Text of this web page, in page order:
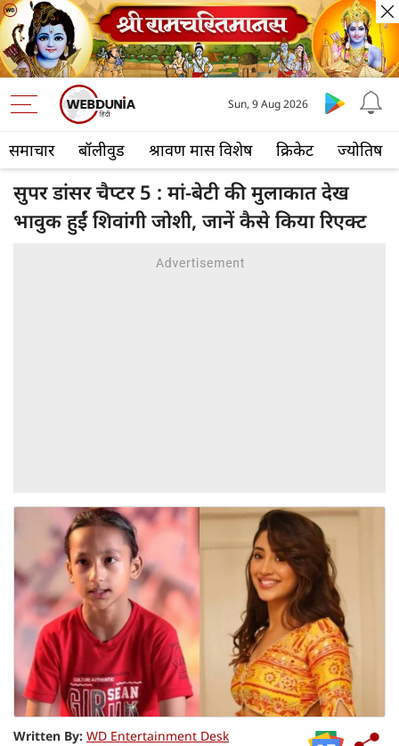
समाचार बॉलीवुड श्रावण मास विशेष क्रिकेट ज्योतिष
Sun, 9 Aug 2026
सुपर डांसर चैप्टर 5 : मां-बेटी की मुलाकात देख
भावुक हुईं शिवांगी जोशी, जानें कैसे किया रिएक्ट
Written By: WD Entertainment Desk